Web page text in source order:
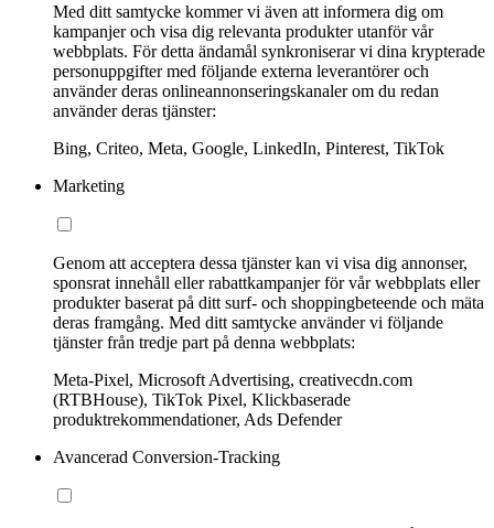
Med ditt samtycke kommer vi även att informera dig om
kampanjer och visa dig relevanta produkter utanför vår
webbplats. För detta ändamål synkroniserar vi dina krypterade
personuppgifter med följande externa leverantörer och
använder deras onlineannonseringskanaler om du redan
använder deras tjänster:
Bing, Criteo, Meta, Google, LinkedIn, Pinterest, TikTok
Marketing
Genom att acceptera dessa tjänster kan vi visa dig annonser,
sponsrat innehåll eller rabattkampanjer för vår webbplats eller
produkter baserat på ditt surf- och shoppingbeteende och mäta
deras framgång. Med ditt samtycke använder vi följande
tjänster från tredje part på denna webbplats:
Meta-Pixel, Microsoft Advertising, creativecdn.com
(RTBHouse), TikTok Pixel, Klickbaserade
produktrekommendationer, Ads Defender
Avancerad Conversion-Tracking